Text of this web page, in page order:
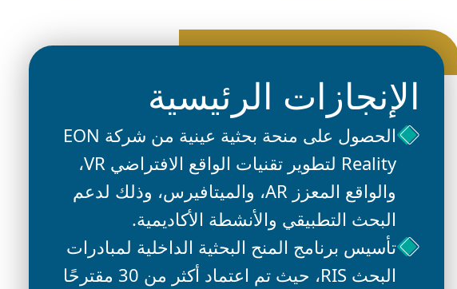
الإنجازات الرئيسية
الحصول على منحة بحثية عينية من شركة EON
Reality لتطوير تقنيات الواقع الافتراضي VR،
والواقع المعزز AR، والميتافيرس، وذلك لدعم
البحث التطبيقي والأنشطة الأكاديمية.
تأسيس برنامج المنح البحثية الداخلية لمبادرات
البحث RIS، حيث تم اعتماد أكثر من 30 مقترحًا